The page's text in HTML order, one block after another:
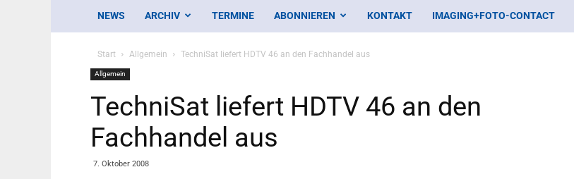
NEWS ARCHIV TERMINE ABONNIEREN KONTAKT IMAGING+FOTO-CONTACT
Start Allgemein TechniSat liefert HDTV 46 an den Fachhandel aus
Allgemein
TechniSat liefert HDTV 46 an den
Fachhandel aus
7. Oktober 2008